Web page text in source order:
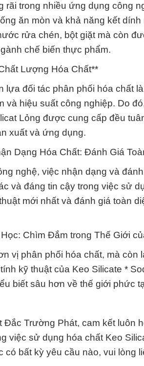
rãi trong nhiều ứng dụng công
ăn mòn và khả năng kết
rửa chén, bột giặt mà còn
chế biến thực phẩm.
Lượng Hóa Chất**
lựa đối tác phân phối hóa chất
và hiệu suất công nghiệp. Do
Lỏng được cung cấp đều
xuất và ứng dụng.
Dạng Hóa Chất: Đánh Giá
nghệ, việc nhận dạng và
và đáng tin cậy trong việc sử
mới nhất và đánh giá toàn
Chìm Đắm trong Thế Giới
vị phân phối hóa chất, mà
kỹ thuật của Keo Silicate *
biết sâu hơn về thế giới phức
Đắc Trường Phát, cam kết luôn
việc sử dụng hóa chất Keo
có bất kỳ yêu cầu nào, vui lòng